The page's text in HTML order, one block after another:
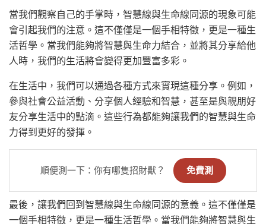
當我們觀察自己的手掌時，智慧線與生命線同源的現象可能
會引起我們的注意。這不僅僅是一個手相特徵，更是一種生
活哲學。當我們能夠將智慧與生命力結合，並將其分享給他
人時，我們的生活將會變得更加豐富多彩。
在生活中，我們可以通過各種方式來實現這種分享。例如，
參與社會公益活動、分享個人經驗和智慧，甚至是與親朋好
友分享生活中的點滴。這些行為都能夠讓我們的智慧與生命
力得到更好的發揮。
順便測一下：你有哪隻招財獸？ 免費測
最後，讓我們回到智慧線與生命線同源的意義。這不僅僅是
一個手相特徵，更是一種生活哲學。當我們能夠將智慧與生